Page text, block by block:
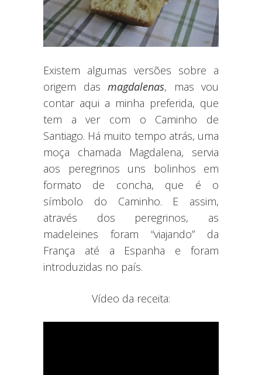
Existem algumas versões sobre a
origem das magdalenas, mas vou
contar aqui a minha preferida, que
tem a ver com o Caminho de
Santiago. Há muito tempo atrás, uma
moça chamada Magdalena, servia
aos peregrinos uns bolinhos em
formato de concha, que é o
símbolo do Caminho. E assim,
através dos peregrinos, as
madeleines foram “viajando” da
França até a Espanha e foram
introduzidas no país.
Vídeo da receita: